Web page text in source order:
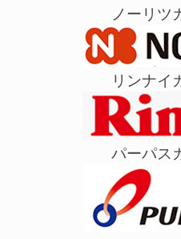
ノーリツ
リンナイ
パーパス